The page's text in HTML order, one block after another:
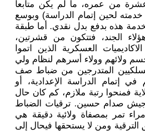
عشرة من عمره، ما لم يكن متابعا
خدمته لحين إتمام الدراسة) وبوسع
هذه بدفع بدل نقدي. أما طبقة
الجند، فتتكون من قشرتين،
العسكرية الذين اتموا
ولائهم وولاء أسرهم لنظام ولي
المتدرجين من ضباط صف
إتمام الدراسة الإعدادية، أو
فمنحوا رتبة ملازم، كم كان حال
جيش صدام حسين. ترقيات الضباط
تمر بمصفاة ولائية دقيقة هي
ومن لا يستحقها فيحال إلى